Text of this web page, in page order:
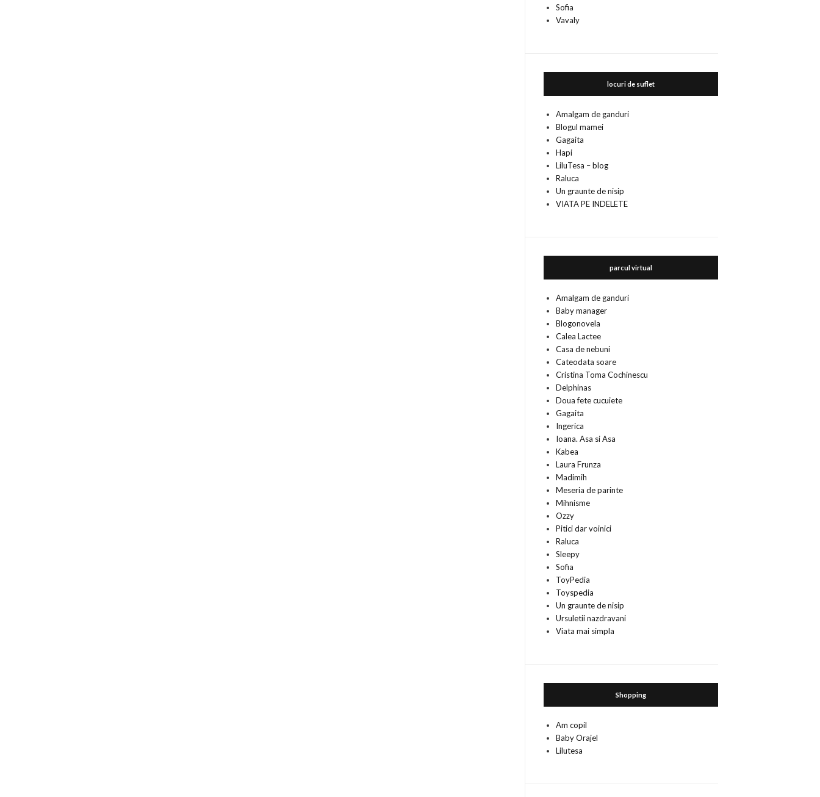
Sofia
Vavaly
locuri de suflet
Amalgam de ganduri
Blogul mamei
Gagaita
Hapi
LiluTesa – blog
Raluca
Un graunte de nisip
VIATA PE INDELETE
parcul virtual
Amalgam de ganduri
Baby manager
Blogonovela
Calea Lactee
Casa de nebuni
Cateodata soare
Cristina Toma Cochinescu
Delphinas
Doua fete cucuiete
Gagaita
Ingerica
Ioana. Asa si Asa
Kabea
Laura Frunza
Madimih
Meseria de parinte
Mihnisme
Ozzy
Pitici dar voinici
Raluca
Sleepy
Sofia
ToyPedia
Toyspedia
Un graunte de nisip
Ursuletii nazdravani
Viata mai simpla
Shopping
Am copil
Baby Orajel
Lilutesa